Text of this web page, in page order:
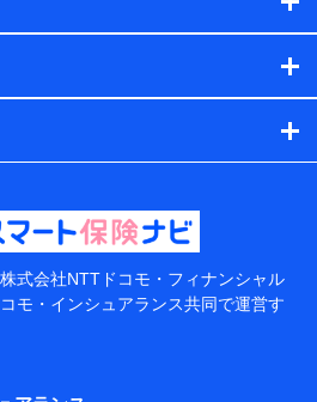
ドコモ・フィナンシャルグルー
する保険契約に関する情報。例と
被保険者の氏名、住所、生年月
と被保険者の関係、保険加入の目
保険料、保険料のお支払方法、車
などの情報、建物の構造や築年数
種類や年齢などの情報などが含ま
事者が個人データを取得する方法
範囲】
フィナンシャルグループ
株式会社NTTドコモ・フィナンシャル
モ・インシュアランス共同で運営す